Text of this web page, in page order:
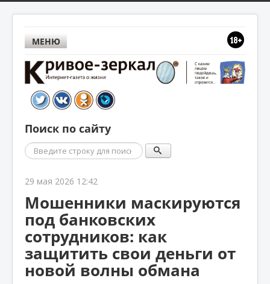
МЕНЮ
Поиск по сайту
Поиск
29 мая 2026 12:42
Мошенники маскируются
под банковских
сотрудников: как
защитить свои деньги от
новой волны обмана